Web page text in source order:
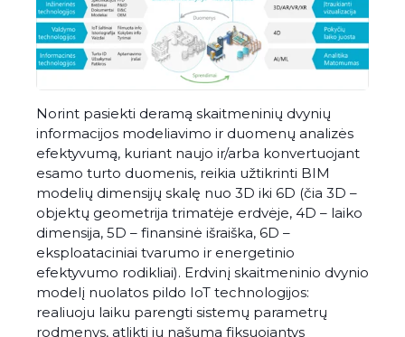
Norint pasiekti deramą skaitmeninių dvynių
informacijos modeliavimo ir duomenų analizės
efektyvumą, kuriant naujo ir/arba konvertuojant
esamo turto duomenis, reikia užtikrinti BIM
modelių dimensijų skalę nuo 3D iki 6D (čia 3D –
objektų geometrija trimatėje erdvėje, 4D – laiko
dimensija, 5D – finansinė išraiška, 6D –
eksploataciniai tvarumo ir energetinio
efektyvumo rodikliai). Erdvinį skaitmeninio dvynio
modelį nuolatos pildo IoT technologijos:
realiuoju laiku parengti sistemų parametrų
rodmenys, atlikti jų našumą fiksuojantys